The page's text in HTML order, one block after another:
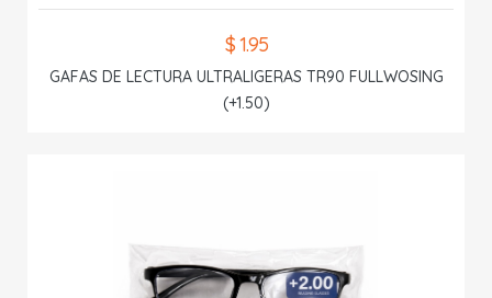
$ 1.95
GAFAS DE LECTURA ULTRALIGERAS TR90 FULLWOSING
(+1.50)